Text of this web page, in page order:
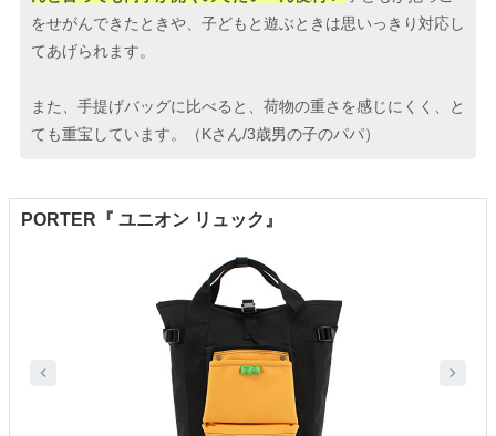
をせがんできたときや、子どもと遊ぶときは思いっきり対応し
てあげられます。
また、手提げバッグに比べると、荷物の重さを感じにくく、と
ても重宝しています。（Kさん/3歳男の子のパパ）
PORTER『 ユニオン リュック』